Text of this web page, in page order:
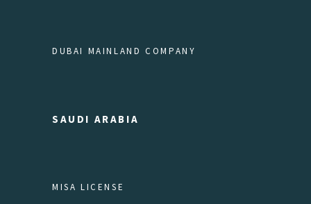
DUBAI MAINLAND COMPANY
SAUDI ARABIA
MISA LICENSE